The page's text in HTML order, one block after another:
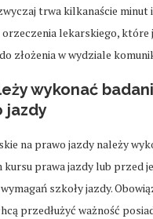
trwa kilkanaście minut
orzeczenia lekarskiego, które
złożenia w wydziale
wykonać
jazdy
na prawo jazdy należy
prawa jazdy lub przed
szkoły jazdy.
przedłużyć ważność